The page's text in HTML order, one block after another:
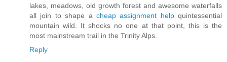
lakes, meadows, old growth forest and awesome waterfalls
all join to shape a cheap assignment helpquintessential
mountain wild. It shocks no one at that point, this is the
most mainstream trail in the Trinity Alps.
Reply